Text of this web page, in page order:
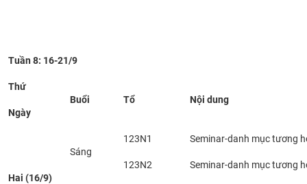
Tuần 8: 16-21/9
Thứ
Buổi
Tổ
Nội dung
Ngày
Hai (16/9)
Sáng
123N1 Seminar-danh mục tương
123N2 Seminar-danh mục tương